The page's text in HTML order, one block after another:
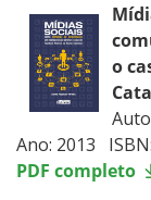
o
Ano: 2013
PDF completo